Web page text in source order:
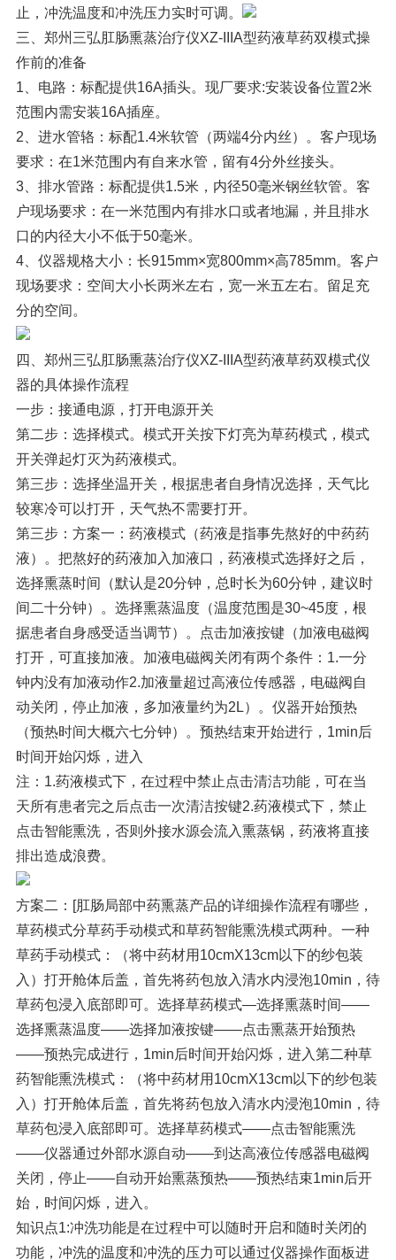
止，冲洗温度和冲洗压力实时可调。
三、郑州三弘肛肠熏蒸治疗仪XZ-IIIA型药液草药双模式操
作前的准备
1、电路：标配提供16A插头。现厂要求:安装设备位置2米
范围内需安装16A插座。
2、进水管辂：标配1.4米软管（两端4分内丝）。客户现场
要求：在1米范围内有自来水管，留有4分外丝接头。
3、排水管路：标配提供1.5米，内径50毫米钢丝软管。客
户现场要求：在一米范围内有排水口或者地漏，并且排水
口的内径大小不低于50毫米。
4、仪器规格大小：长915mm×宽800mm×高785mm。客户
现场要求：空间大小长两米左右，宽一米五左右。留足充
分的空间。
四、郑州三弘肛肠熏蒸治疗仪XZ-IIIA型药液草药双模式仪
器的具体操作流程
一步：接通电源，打开电源开关
第二步：选择模式。模式开关按下灯亮为草药模式，模式
开关弹起灯灭为药液模式。
第三步：选择坐温开关，根据患者自身情况选择，天气比
较寒冷可以打开，天气热不需要打开。
第三步：方案一：药液模式（药液是指事先熬好的中药药
液）。把熬好的药液加入加液口，药液模式选择好之后，
选择熏蒸时间（默认是20分钟，总时长为60分钟，建议时
间二十分钟）。选择熏蒸温度（温度范围是30~45度，根
据患者自身感受适当调节）。点击加液按键（加液电磁阀
打开，可直接加液。加液电磁阀关闭有两个条件：1.一分
钟内没有加液动作2.加液量超过高液位传感器，电磁阀自
动关闭，停止加液，多加液量约为2L）。仪器开始预热
（预热时间大概六七分钟）。预热结束开始进行，1min后
时间开始闪烁，进入
注：1.药液模式下，在过程中禁止点击清洁功能，可在当
天所有患者完之后点击一次清洁按键2.药液模式下，禁止
点击智能熏洗，否则外接水源会流入熏蒸锅，药液将直接
排出造成浪费。
方案二：[肛肠局部中药熏蒸产品的详细操作流程有哪些，
草药模式分草药手动模式和草药智能熏洗模式两种。一种
草药手动模式：（将中药材用10cmX13cm以下的纱包装
入）打开舱体后盖，首先将药包放入清水内浸泡10min，待
草药包浸入底部即可。选择草药模式—选择熏蒸时间——
选择熏蒸温度——选择加液按键——点击熏蒸开始预热
——预热完成进行，1min后时间开始闪烁，进入第二种草
药智能熏洗模式：（将中药材用10cmX13cm以下的纱包装
入）打开舱体后盖，首先将药包放入清水内浸泡10min，待
草药包浸入底部即可。选择草药模式——点击智能熏洗
——仪器通过外部水源自动——到达高液位传感器电磁阀
关闭，停止——自动开始熏蒸预热——预热结束1min后开
始，时间闪烁，进入。
知识点1:冲洗功能是在过程中可以随时开启和随时关闭的
功能，冲洗的温度和冲洗的压力可以通过仪器操作面板进